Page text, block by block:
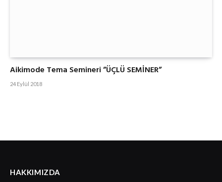
Aikimode Tema Semineri ”ÜÇLÜ SEMİNER”
24 Eylül 2018
HAKKIMIZDA